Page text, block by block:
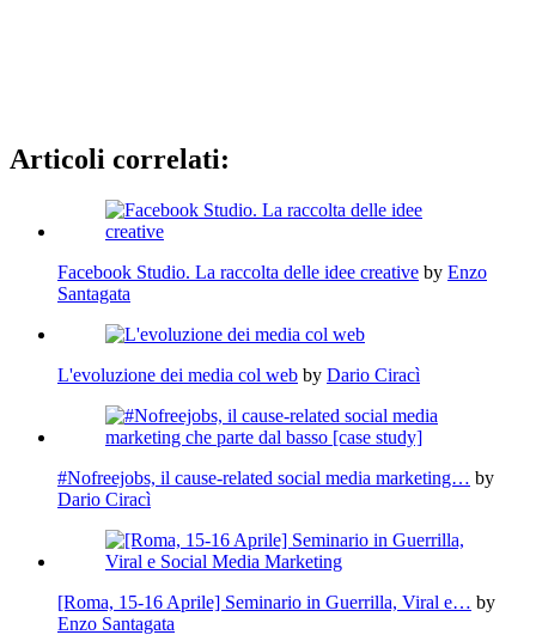
Articoli correlati:
Facebook Studio. La raccolta delle idee creative by Enzo
Santagata
L'evoluzione dei media col web by Dario Ciracì
#Nofreejobs, il cause-related social media marketing… by
Dario Ciracì
[Roma, 15-16 Aprile] Seminario in Guerrilla, Viral e… by
Enzo Santagata